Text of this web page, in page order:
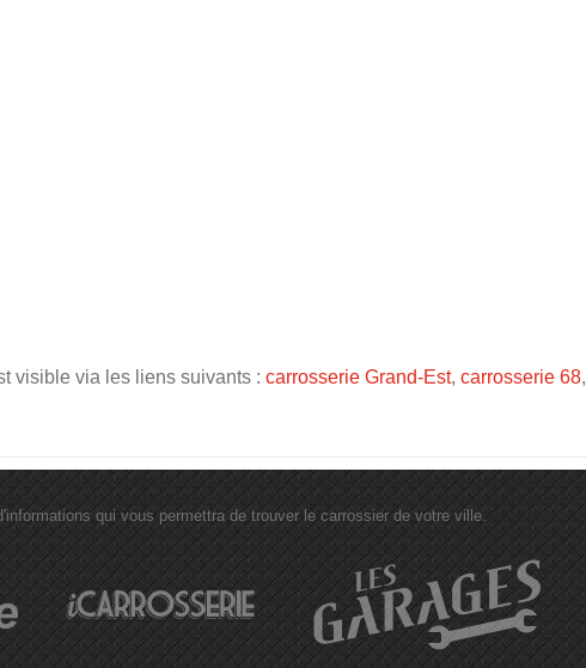
visible via les liens suivants : carrosserie Grand-Est, carrosserie 68,
qui vous permettra de trouver le carrossier de votre ville.